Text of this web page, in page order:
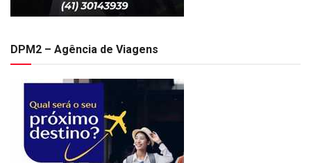
DPM2 – Agência de Viagens